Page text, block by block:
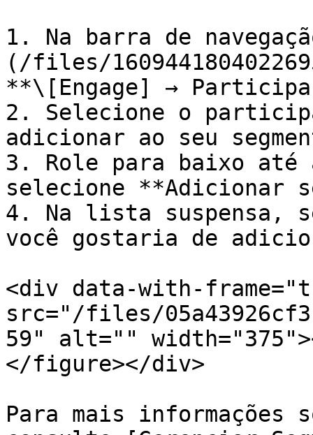
1. Na barra de
(/files/
**\[Engage] →
2. Selecione o
adicionar ao seu
3. Role para baixo até
selecione **Adicionar
4. Na lista suspensa,
você gostaria de
<div data-with-
src="/files/
59" alt=""
</figure></div>
Para mais informações